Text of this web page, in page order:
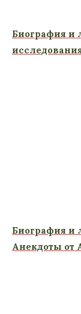
Биография
Биография и
Анекдоты от